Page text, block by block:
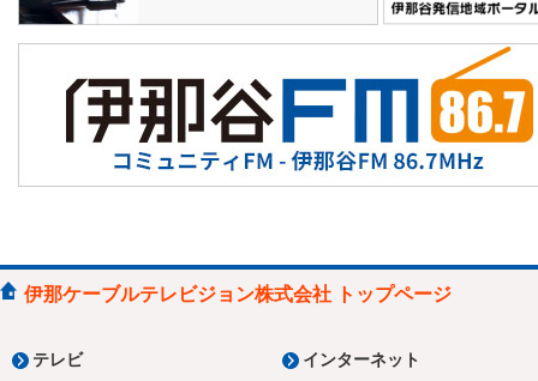
伊那ケーブルテレビジョン株式会社 トップページ
テレビ インターネット